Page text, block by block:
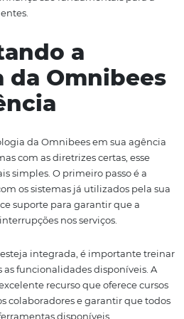
a ofertas que atendem às
vez mais competitivo.
da Omnibees fornece uma
ajudam as agências a
estratégias de marketing
aumentando assim suas taxas
do cliente.
é a segurança e o controle
forma centralizada, evitando
tenham acesso às melhores
importante em um
a confiança são fundamentais